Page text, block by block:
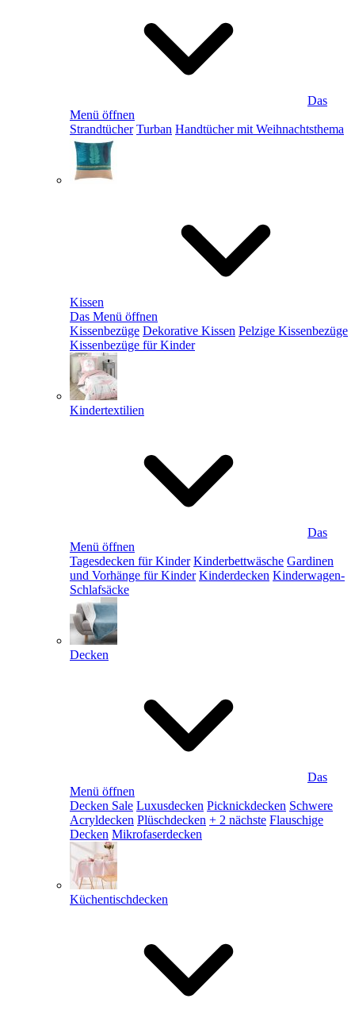
Das
Menü öffnen
Strandtücher Turban Handtücher mit Weihnachtsthema
Kissen
Das Menü öffnen
Kissenbezüge Dekorative Kissen Pelzige Kissenbezüge
Kissenbezüge für Kinder
Kindertextilien
Das
Menü öffnen
Tagesdecken für Kinder Kinderbettwäsche Gardinen
und Vorhänge für Kinder Kinderdecken Kinderwagen-
Schlafsäcke
Decken
Das
Menü öffnen
Decken Sale Luxusdecken Picknickdecken Schwere
Acryldecken Plüschdecken + 2 nächste Flauschige
Decken Mikrofaserdecken
Küchentischdecken